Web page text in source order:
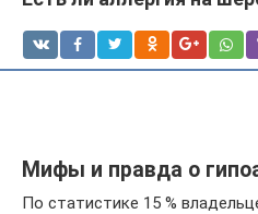
Мифы и правда о
По статистике 15 %